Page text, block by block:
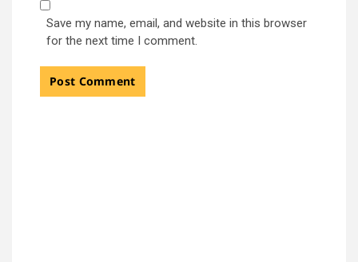
Save my name, email, and website in this browser
for the next time I comment.